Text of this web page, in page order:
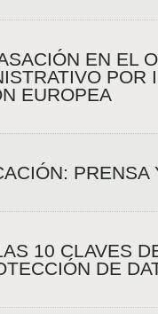
EN EL
POR
EUROPEA
10 CLAVES
DE